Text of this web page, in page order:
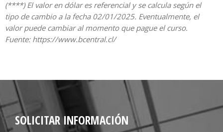
(****) El valor en dólar es referencial y se calcula según el
tipo de cambio a la fecha 02/01/2025. Eventualmente, el
valor puede cambiar al momento que pague el curso.
Fuente: https://www.bcentral.cl/
SOLICITAR INFORMACIÓN